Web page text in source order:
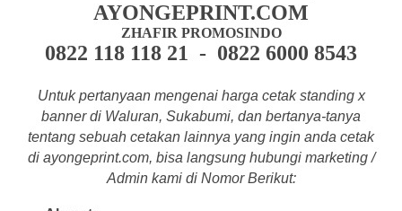
AYONGEPRINT.COM
ZHAFIR PROMOSINDO
0822 118 118 21 - 0822 6000 8543
Untuk pertanyaan mengenai harga cetak standing x
banner di Waluran, Sukabumi, dan bertanya-tanya
tentang sebuah cetakan lainnya yang ingin anda cetak
di ayongeprint.com, bisa langsung hubungi marketing /
Admin kami di Nomor Berikut: